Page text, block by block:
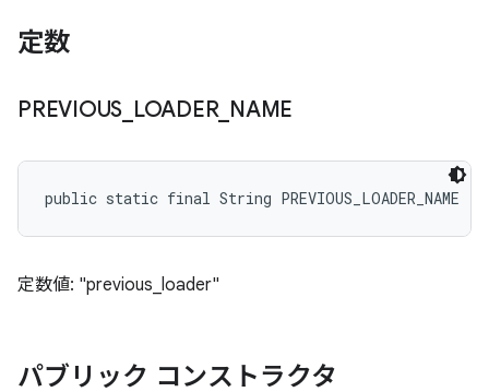
定数
PREVIOUS LOADER_ NAME
public static final String PREVIOUS_LOADER_NAME
定数値: "previous_loader"
パブリック コンストラクタ